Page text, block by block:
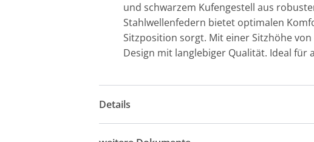
und schwarzem Kufengestell aus
Stahlwellenfedern bietet optimalen
Sitzposition sorgt. Mit einer Sitzhöhe
Design mit langlebiger Qualität. Ideal für
Details